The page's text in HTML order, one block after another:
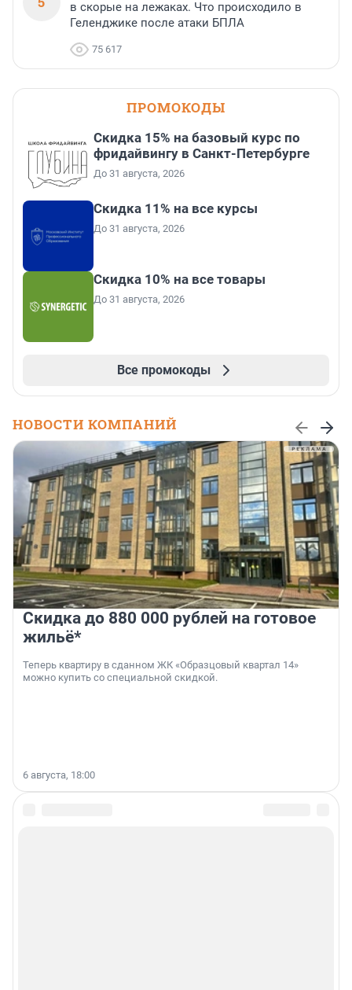
в скорые на лежаках. Что происходило в
Геленджике после атаки БПЛА
75 617
ПРОМОКОДЫ
Скидка 15% на базовый курс по
фридайвингу в Санкт-Петербурге
До 31 августа, 2026
Скидка 11% на все курсы
До 31 августа, 2026
Скидка 10% на все товары
До 31 августа, 2026
Все промокоды
НОВОСТИ КОМПАНИЙ
Скидка до 880 000 рублей на готовое
жильё*
Теперь квартиру в сданном ЖК «Образцовый квартал 14»
можно купить со специальной скидкой.
6 августа, 18:00